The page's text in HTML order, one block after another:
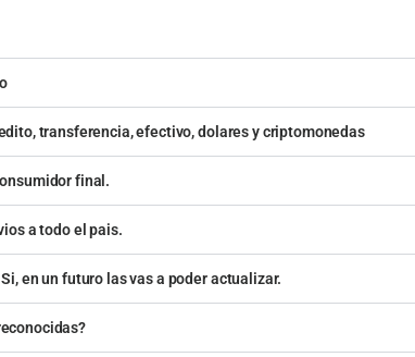
transferencia, efectivo, dolares y criptomonedas
final.
a todo el pais.
en un futuro las vas a poder actualizar.